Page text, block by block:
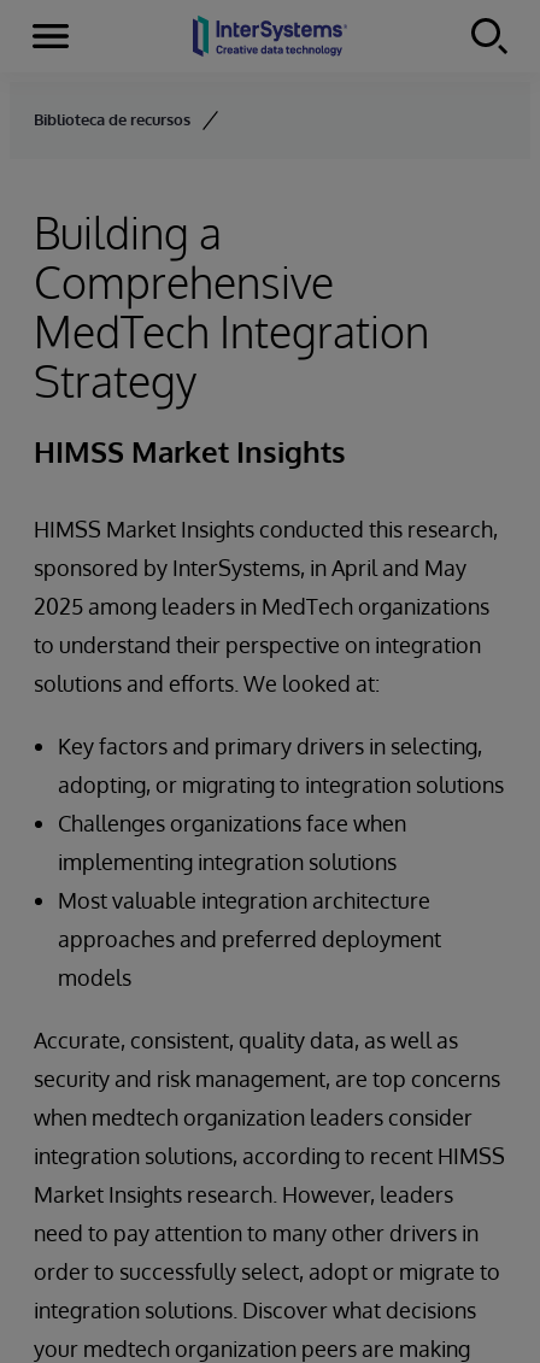
Skip to content
Menu
Biblioteca de recursos
Building a
Comprehensive
MedTech Integration
Strategy
HIMSS Market Insights
HIMSS Market Insights conducted this research,
sponsored by InterSystems, in April and May
2025 among leaders in MedTech organizations
to understand their perspective on integration
solutions and efforts. We looked at:
Key factors and primary drivers in selecting,
adopting, or migrating to integration solutions
Challenges organizations face when
implementing integration solutions
Most valuable integration architecture
approaches and preferred deployment
models
Accurate, consistent, quality data, as well as
security and risk management, are top concerns
when medtech organization leaders consider
integration solutions, according to recent HIMSS
Market Insights research. However, leaders
need to pay attention to many other drivers in
order to successfully select, adopt or migrate to
integration solutions. Discover what decisions
your medtech organization peers are making